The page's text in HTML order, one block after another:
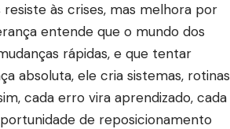
às crises, mas melhora por
entende que o mundo dos
rápidas, e que tentar
absoluta, ele cria sistemas, rotinas
cada erro vira aprendizado, cada
de reposicionamento